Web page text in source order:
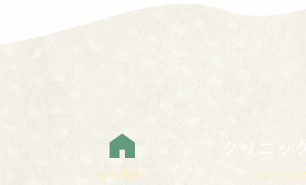
HOME
クリニッ